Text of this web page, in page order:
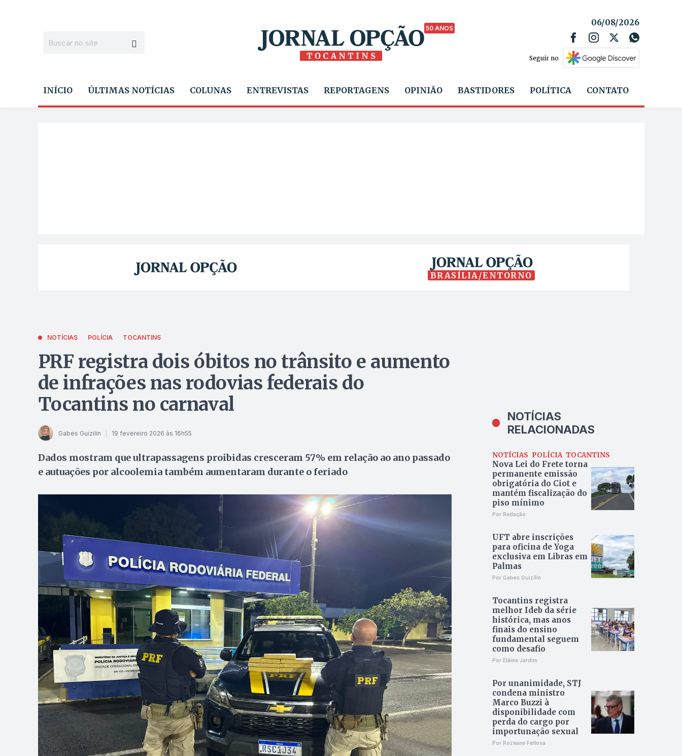
50 ANOS
06/08/2026
Seguir no
INÍCIO ÚLTIMAS NOTÍCIAS COLUNAS ENTREVISTAS REPORTAGENS OPINIÃO BASTIDORES POLÍTICA CONTATO
BRASÍLIA/ENTORNO
NOTÍCIAS POLÍCIA TOCANTINS
PRF registra dois óbitos no trânsito e aumento
de infrações nas rodovias federais do
Tocantins no carnaval
Gabes Guizilin 19 fevereiro 2026 às 16h55
Dados mostram que ultrapassagens proibidas cresceram 57% em relação ao ano passado
e autuações por alcoolemia também aumentaram durante o feriado
NOTÍCIAS
RELACIONADAS
NOTÍCIAS POLÍCIA TOCANTINS
Nova Lei do Frete torna
permanente emissão
obrigatória do Ciot e
mantém fiscalização do
piso mínimo
Por Redação
UFT abre inscrições
para oficina de Yoga
exclusiva em Libras em
Palmas
Por Gabes Guizilin
Tocantins registra
melhor Ideb da série
histórica, mas anos
finais do ensino
fundamental seguem
como desafio
Por Elâine Jardim
Por unanimidade, STJ
condena ministro
Marco Buzzi à
disponibilidade com
perda do cargo por
importunação sexual
Por Rozeane Feitosa